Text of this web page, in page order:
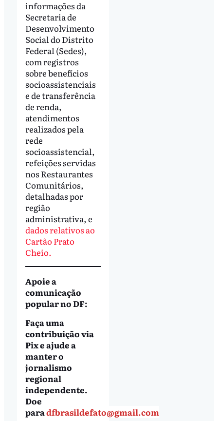
informações da
Secretaria de
Desenvolvimento
Social do Distrito
Federal (Sedes),
com registros
sobre benefícios
socioassistenciais
e de transferência
de renda,
atendimentos
realizados pela
rede
socioassistencial,
refeições servidas
nos Restaurantes
Comunitários,
detalhadas por
região
administrativa, e
dados relativos ao
Cartão Prato
Cheio.
Apoie a
comunicação
popular no DF:
Faça uma
contribuição via
Pix e ajude a
manter o
jornalismo
regional
independente.
Doe
paradfbrasildefato@gmail.com